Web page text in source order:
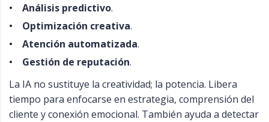
Análisis predictivo.
Optimización creativa.
Atención automatizada.
Gestión de reputación.
La IA no sustituye la creatividad; la potencia. Libera
tiempo para enfocarse en estrategia, comprensión del
cliente y conexión emocional. También ayuda a detectar